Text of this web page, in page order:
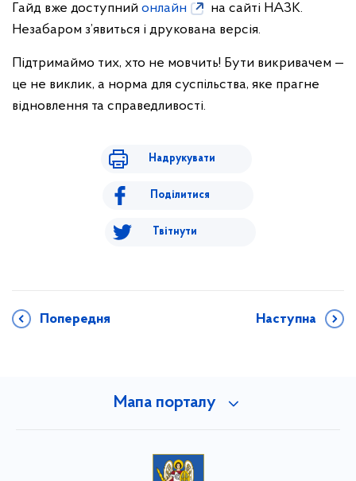
Гайд вже доступний онлайн
на сайті НАЗК.
Незабаром з’явиться і друкована версія.
Підтримаймо тих, хто не мовчить! Бути викривачем —
це не виклик, а норма для суспільства, яке прагне
відновлення та справедливості.
Надрукувати
Поділитися
Твітнути
Попередня Наступна
Мапа порталу